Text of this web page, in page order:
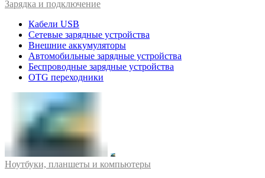
Зарядка и подключение
Кабели USB
Сетевые зарядные устройства
Внешние аккумуляторы
Автомобильные зарядные устройства
Беспроводные зарядные устройства
OTG переходники
Ноутбуки, планшеты и компьютеры